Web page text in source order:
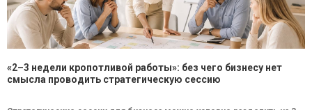
«2–3 недели кропотливой работы»: без чего бизнесу нет
смысла проводить стратегическую сессию